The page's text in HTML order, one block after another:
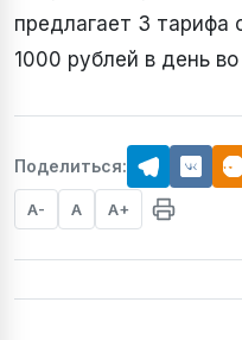
предлагает 3 тарифа
1000 рублей в день
Поделиться:
A- A A+